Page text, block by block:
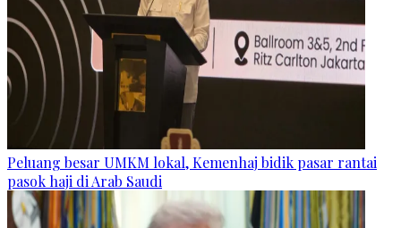
Peluang besar UMKM lokal, Kemenhaj bidik pasar rantai
pasok haji di Arab Saudi